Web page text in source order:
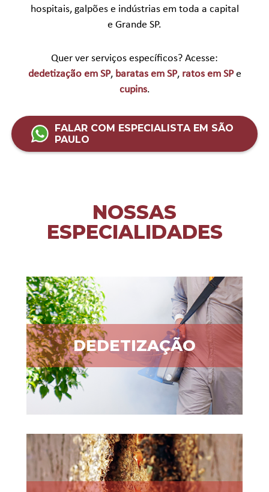
hospitais, galpões e indústrias em toda a capital
e Grande SP.
Quer ver serviços específicos? Acesse:
dedetização em SP, baratas em SP, ratos em SPe
cupins.
FALAR COM ESPECIALISTA EM SÃO
PAULO
NOSSAS
ESPECIALIDADES
DEDETIZAÇÃO